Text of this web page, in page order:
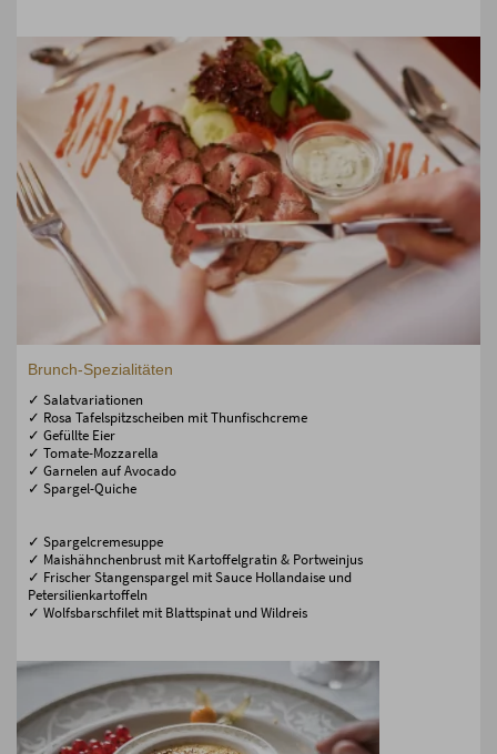
Brunch-Spezialitäten
✓ Salatvariationen
✓ Rosa Tafelspitzscheiben mit Thunfischcreme
✓ Gefüllte Eier
✓ Tomate-Mozzarella
✓ Garnelen auf Avocado
✓ Spargel-Quiche
✓ Spargelcremesuppe
✓ Maishähnchenbrust mit Kartoffelgratin & Portweinjus
✓ Frischer Stangenspargel mit Sauce Hollandaise und
Petersilienkartoffeln
✓ Wolfsbarschfilet mit Blattspinat und Wildreis